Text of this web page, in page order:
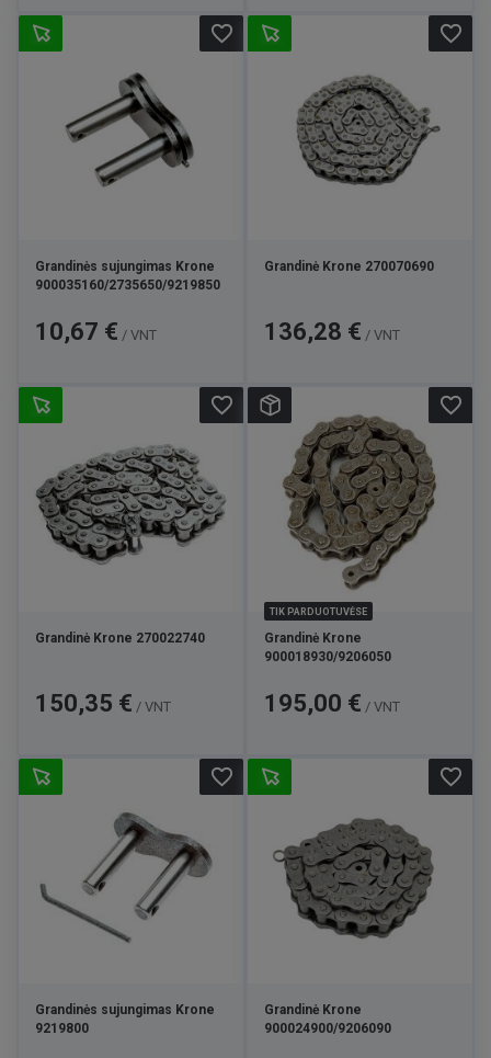
Grandinės sujungimas Krone
900035160/2735650/9219850
Kaina
10,67 € / VNT
favorite_border
Grandinė Krone 270070690
Kaina
136,28 € / VNT
favorite_border
Grandinė Krone 270022740
Kaina
150,35 € / VNT
favorite_border
TIK PARDUOTUVĖSE
Grandinė Krone
900018930/9206050
Kaina
195,00 € / VNT
favorite_border
Grandinės sujungimas Krone
9219800
favorite_border
Grandinė Krone
900024900/9206090
favorite_border